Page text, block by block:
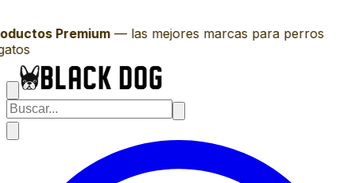
Premium— las mejores marcas para perros